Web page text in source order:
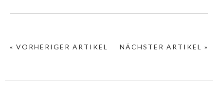
NÄCHSTER ARTIKEL »
« VORHERIGER ARTIKEL